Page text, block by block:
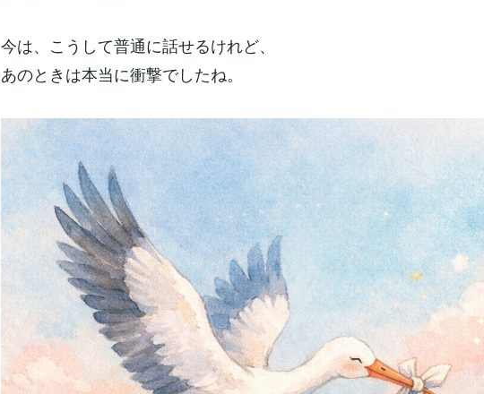
今は、こうして普通に話せるけれど、
あのときは本当に衝撃でしたね。